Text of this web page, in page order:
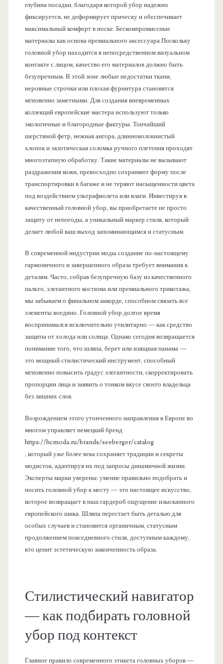
глубина посадки, благодаря которой убор надежно
фиксируется, не деформирует прическу и обеспечивает
максимальный комфорт в носке. Бескомпромиссные
материалы как основа премиального аксессуара Поскольку
головной убор находится в непосредственном визуальном
контакте с лицом, качество его материалов должно быть
безупречным. В этой зоне любые недостатки ткани,
неровные строчки или плохая фурнитура становятся
мгновенно заметными. Для создания вневременных
коллекций европейские мастера используют только
экологичные и благородные фактуры. Тончайший
шерстяной фетр, нежная ангора, длинноволокнистый
хлопок и экзотическая соломка ручного плетения проходят
многоэтапную обработку. Такие материалы не вызывают
раздражения кожи, превосходно сохраняют форму после
транспортировки в багаже и не теряют насыщенности цвета
под воздействием ультрафиолета или влаги. Инвестируя в
качественный головной убор, вы приобретаете не просто
защиту от непогоды, а уникальный маркер стиля, который
делает любой ваш выход запоминающимся и статусным.
В современной индустрии моды создание по-настоящему
гармоничного и завершенного образа требует внимания к
деталям. Часто, собрав безупречную базу из качественного
пальто, элегантного костюма или премиального трикотажа,
мы забываем о финальном аккорде, способном связать все
элементы воедино. Головной убор долгое время
воспринимался исключительно утилитарно — как средство
защиты от холода или солнца. Однако сегодня возвращается
понимание того, что шляпа, берет или изящная панама —
это мощный стилистический инструмент, способный
мгновенно повысить градус элегантности, скорректировать
пропорции лица и заявить о тонком вкусе своего владельца
без лишних слов.
Возрождением этого утонченного направления в Европе во
многом управляет немецкий бренд
https://hcmoda.ru/brands/seeberger/catalog
, который уже более века сохраняет традиции и секреты
модисток, адаптируя их под запросы динамичной жизни.
Эксперты марки уверены: умение правильно подобрать и
носить головной убор к месту — это настоящее искусство,
которое возвращает в наш гардероб ощущение изысканного
европейского шика. Шляпа перестает быть деталью для
особых случаев и становится органичным, статусным
продолжением повседневного стиля, доступным каждому,
кто ценит эстетическую законченность образа.
Стилистический навигатор
— как подбирать головной
убор под контекст
Главное правило современного этикета головных уборов —